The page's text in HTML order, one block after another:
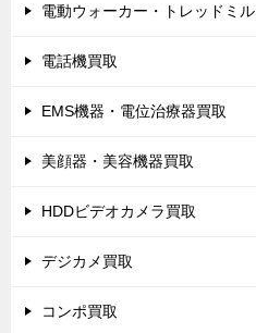
電動ウォーカー・トレッドミル
電話機買取
EMS機器・電位治療器買取
美顔器・美容機器買取
HDDビデオカメラ買取
デジカメ買取
コンポ買取